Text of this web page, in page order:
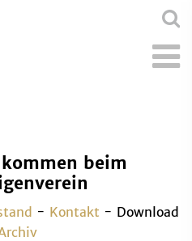
beim
- Kontakt - Download